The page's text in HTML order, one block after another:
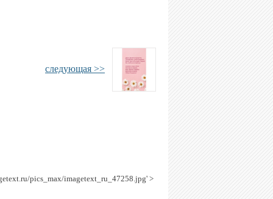
следующая >>
pics_max/imagetext_ru_47258.jpg' >